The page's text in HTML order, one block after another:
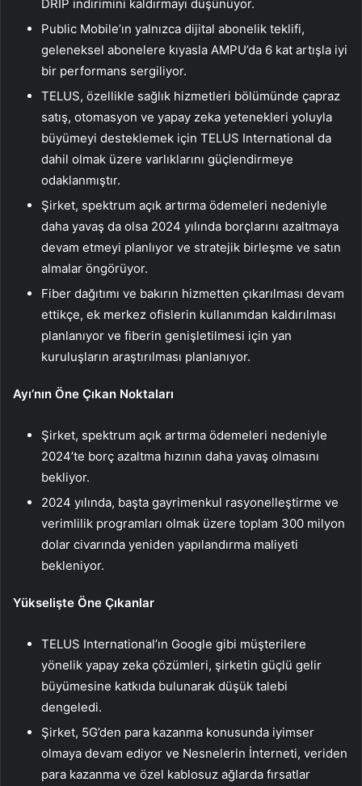
DRIP indirimini kaldırmayı düşünüyor.
Public Mobile’ın yalnızca dijital abonelik teklifi,
geleneksel abonelere kıyasla AMPU’da 6 kat artışla iyi
bir performans sergiliyor.
TELUS, özellikle sağlık hizmetleri bölümünde çapraz
satış, otomasyon ve yapay zeka yetenekleri yoluyla
büyümeyi desteklemek için TELUS International da
dahil olmak üzere varlıklarını güçlendirmeye
odaklanmıştır.
Şirket, spektrum açık artırma ödemeleri nedeniyle
daha yavaş da olsa 2024 yılında borçlarını azaltmaya
devam etmeyi planlıyor ve stratejik birleşme ve satın
almalar öngörüyor.
Fiber dağıtımı ve bakırın hizmetten çıkarılması devam
ettikçe, ek merkez ofislerin kullanımdan kaldırılması
planlanıyor ve fiberin genişletilmesi için yan
kuruluşların araştırılması planlanıyor.
Ayı’nın Öne Çıkan Noktaları
Şirket, spektrum açık artırma ödemeleri nedeniyle
2024’te borç azaltma hızının daha yavaş olmasını
bekliyor.
2024 yılında, başta gayrimenkul rasyonelleştirme ve
verimlilik programları olmak üzere toplam 300 milyon
dolar civarında yeniden yapılandırma maliyeti
bekleniyor.
Yükselişte Öne Çıkanlar
TELUS International’ın Google gibi müşterilere
yönelik yapay zeka çözümleri, şirketin güçlü gelir
büyümesine katkıda bulunarak düşük talebi
dengeledi.
Şirket, 5G’den para kazanma konusunda iyimser
olmaya devam ediyor ve Nesnelerin İnterneti, veriden
para kazanma ve özel kablosuz ağlarda fırsatlar